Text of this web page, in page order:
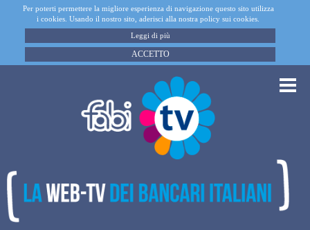
Per poterti permettere la migliore esperienza di navigazione questo sito utilizza
i cookies. Usando il nostro sito, aderisci alla nostra policy sui cookies.
Leggi di più
ACCETTO